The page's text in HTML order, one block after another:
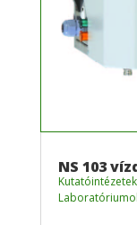
NS 103
Kutatóintézetek